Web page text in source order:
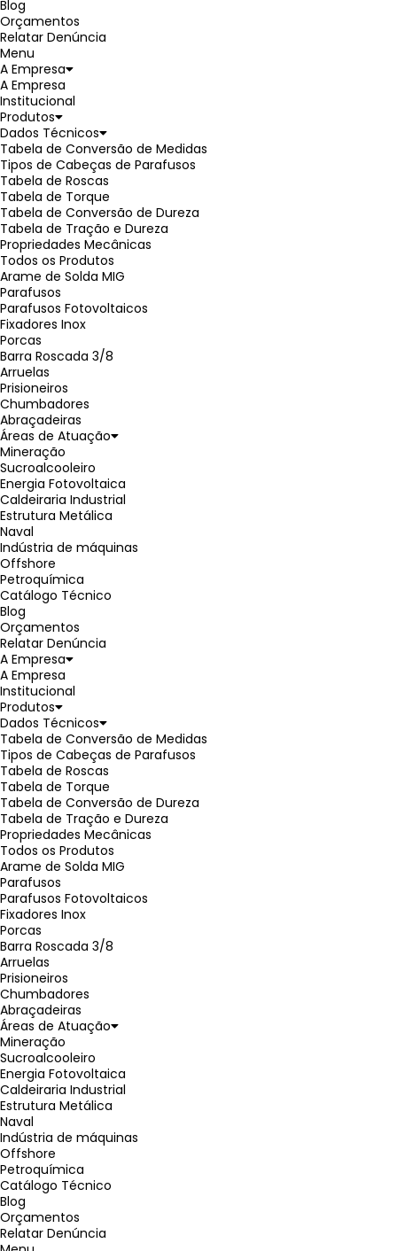
Blog
Orçamentos
Relatar Denúncia
Menu
A Empresa
A Empresa
Institucional
Produtos
Dados Técnicos
Tabela de Conversão de Medidas
Tipos de Cabeças de Parafusos
Tabela de Roscas
Tabela de Torque
Tabela de Conversão de Dureza
Tabela de Tração e Dureza
Propriedades Mecânicas
Todos os Produtos
Arame de Solda MIG
Parafusos
Parafusos Fotovoltaicos
Fixadores Inox
Porcas
Barra Roscada 3/8
Arruelas
Prisioneiros
Chumbadores
Abraçadeiras
Áreas de Atuação
Mineração
Sucroalcooleiro
Energia Fotovoltaica
Caldeiraria Industrial
Estrutura Metálica
Naval
Indústria de máquinas
Offshore
Petroquímica
Catálogo Técnico
Blog
Orçamentos
Relatar Denúncia
A Empresa
A Empresa
Institucional
Produtos
Dados Técnicos
Tabela de Conversão de Medidas
Tipos de Cabeças de Parafusos
Tabela de Roscas
Tabela de Torque
Tabela de Conversão de Dureza
Tabela de Tração e Dureza
Propriedades Mecânicas
Todos os Produtos
Arame de Solda MIG
Parafusos
Parafusos Fotovoltaicos
Fixadores Inox
Porcas
Barra Roscada 3/8
Arruelas
Prisioneiros
Chumbadores
Abraçadeiras
Áreas de Atuação
Mineração
Sucroalcooleiro
Energia Fotovoltaica
Caldeiraria Industrial
Estrutura Metálica
Naval
Indústria de máquinas
Offshore
Petroquímica
Catálogo Técnico
Blog
Orçamentos
Relatar Denúncia